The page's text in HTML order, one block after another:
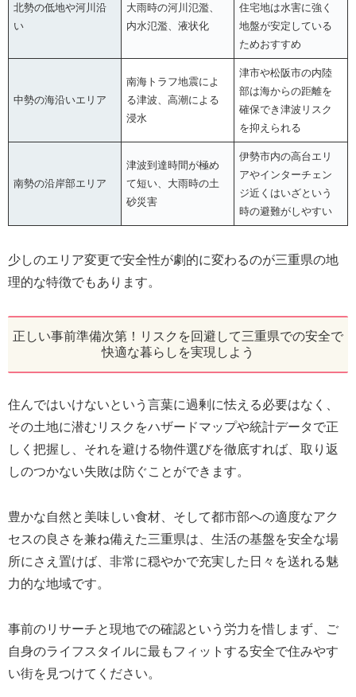
北勢の低地や河川沿
い
大雨時の河川氾濫、
内水氾濫、液状化
住宅地は水害に強く
地盤が安定している
ためおすすめ
中勢の海沿いエリア
南海トラフ地震によ
る津波、高潮による
浸水
津市や松阪市の内陸
部は海からの距離を
確保でき津波リスク
を抑えられる
南勢の沿岸部エリア
津波到達時間が極め
て短い、大雨時の土
砂災害
伊勢市内の高台エリ
アやインターチェン
ジ近くはいざという
時の避難がしやすい
少しのエリア変更で安全性が劇的に変わるのが三重県の地
理的な特徴でもあります。
正しい事前準備次第！リスクを回避して三重県での安全で
快適な暮らしを実現しよう
住んではいけないという言葉に過剰に怯える必要はなく、
その土地に潜むリスクをハザードマップや統計データで正
しく把握し、それを避ける物件選びを徹底すれば、取り返
しのつかない失敗は防ぐことができます。
豊かな自然と美味しい食材、そして都市部への適度なアク
セスの良さを兼ね備えた三重県は、生活の基盤を安全な場
所にさえ置けば、非常に穏やかで充実した日々を送れる魅
力的な地域です。
事前のリサーチと現地での確認という労力を惜しまず、ご
自身のライフスタイルに最もフィットする安全で住みやす
い街を見つけてください。